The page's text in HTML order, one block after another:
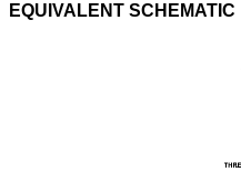
EQUIVALENT SCHEMATIC